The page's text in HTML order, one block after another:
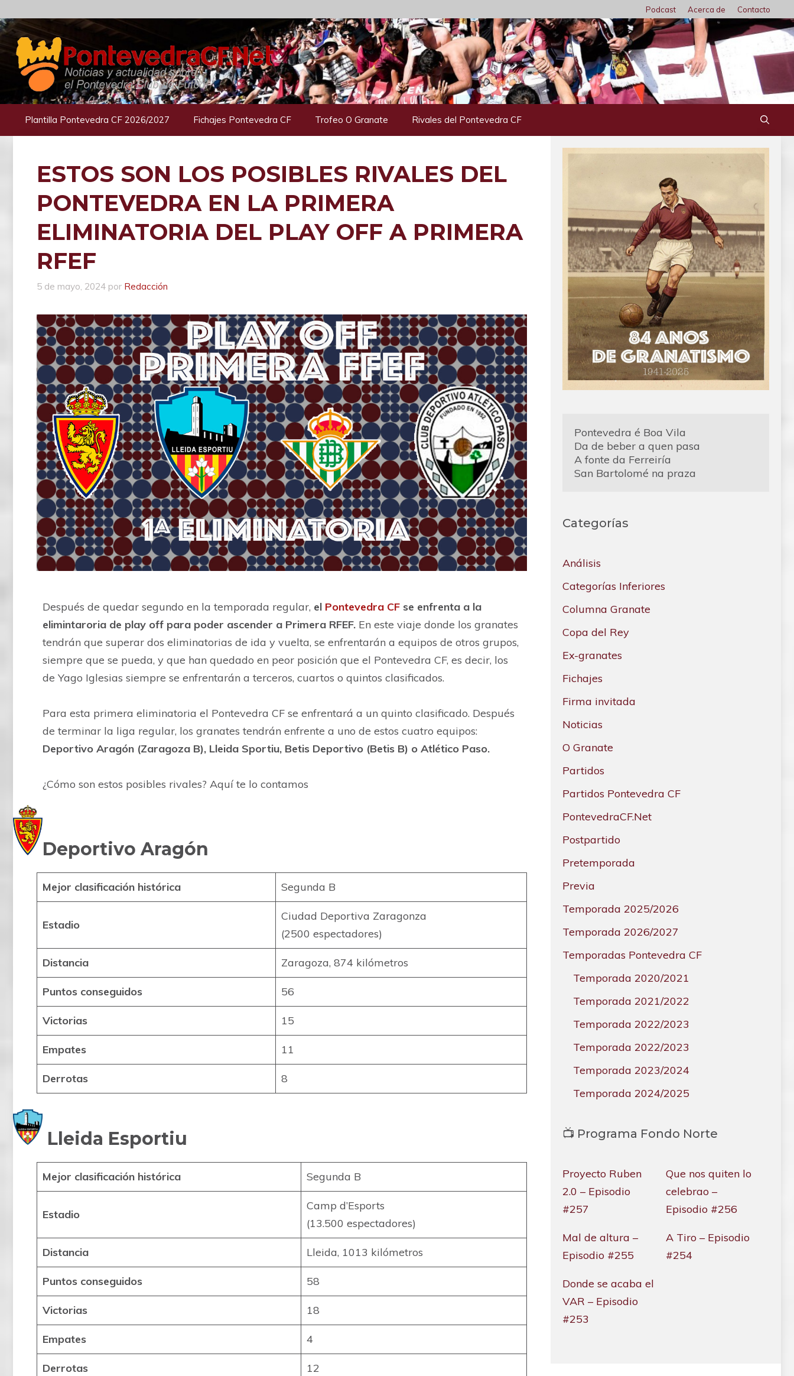
al
contenido
Podcast Acerca de Contacto
Plantilla Pontevedra CF 2026/2027 Fichajes Pontevedra CF Trofeo O Granate Rivales del Pontevedra CF
ESTOS SON LOS POSIBLES RIVALES DEL
PONTEVEDRA EN LA PRIMERA
ELIMINATORIA DEL PLAY OFF A PRIMERA
RFEF
5 de mayo, 2024 por Redacción
Después de quedar segundo en la temporada regular, el Pontevedra CF se enfrenta a la
elimintaroria de play off para poder ascender a Primera RFEF. En este viaje donde los granates
tendrán que superar dos eliminatorias de ida y vuelta, se enfrentarán a equipos de otros grupos,
siempre que se pueda, y que han quedado en peor posición que el Pontevedra CF, es decir, los
de Yago Iglesias siempre se enfrentarán a terceros, cuartos o quintos clasificados.
Para esta primera eliminatoria el Pontevedra CF se enfrentará a un quinto clasificado. Después
de terminar la liga regular, los granates tendrán enfrente a uno de estos cuatro equipos:
Deportivo Aragón (Zaragoza B), Lleida Sportiu, Betis Deportivo (Betis B) o Atlético Paso.
¿Cómo son estos posibles rivales? Aquí te lo contamos
Deportivo Aragón
Mejor clasificación histórica Segunda B
Estadio
Ciudad Deportiva Zaragonza
(2500 espectadores)
Distancia Zaragoza, 874 kilómetros
Puntos conseguidos 56
Victorias 15
Empates 11
Derrotas 8
Lleida Esportiu
Mejor clasificación histórica Segunda B
Estadio
Camp d’Esports
(13.500 espectadores)
Distancia Lleida, 1013 kilómetros
Puntos conseguidos 58
Victorias 18
Empates 4
Derrotas 12
Pontevedra é Boa Vila
Da de beber a quen pasa
A fonte da Ferreiría
San Bartolomé na praza
Categorías
Análisis
Categorías Inferiores
Columna Granate
Copa del Rey
Ex-granates
Fichajes
Firma invitada
Noticias
O Granate
Partidos
Partidos Pontevedra CF
PontevedraCF.Net
Postpartido
Pretemporada
Previa
Temporada 2025/2026
Temporada 2026/2027
Temporadas Pontevedra CF
Temporada 2020/2021
Temporada 2021/2022
Temporada 2022/2023
Temporada 2022/2023
Temporada 2023/2024
Temporada 2024/2025
📺 Programa Fondo Norte
Proyecto Ruben
2.0 – Episodio
#257
Que nos quiten lo
celebrao –
Episodio #256
Mal de altura –
Episodio #255
A Tiro – Episodio
#254
Donde se acaba el
VAR – Episodio
#253